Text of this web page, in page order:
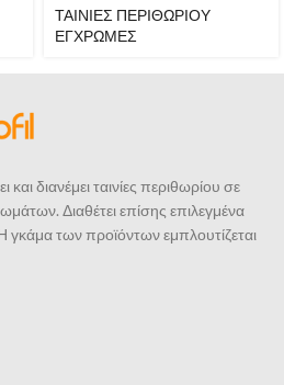
ΤΑΙΝΙΕΣ ΠΕΡΙΘΩΡΙΟΥ
ΕΓΧΡΩΜΕΣ
και διανέμει ταινίες περιθωρίου σε
Διαθέτει επίσης επιλεγμένα
γκάμα των προϊόντων εμπλουτίζεται